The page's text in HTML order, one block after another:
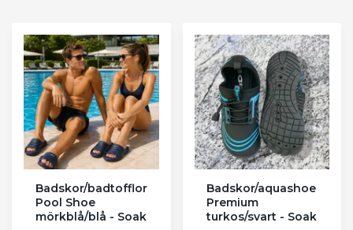
Badskor/badtofflor
Pool Shoe
mörkblå/blå - Soak
Badskor/aquashoe
Premium
turkos/svart - Soak